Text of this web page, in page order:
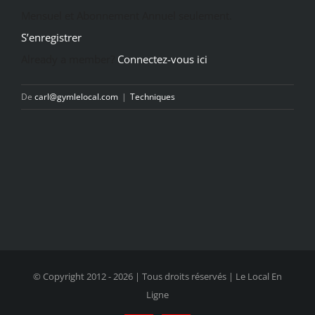
S’enregistrer
Connectez-vous ici
De carl@gymlelocal.com | Techniques
© Copyright 2012 -2026 | Tous droits réservés | Le Local En
Ligne